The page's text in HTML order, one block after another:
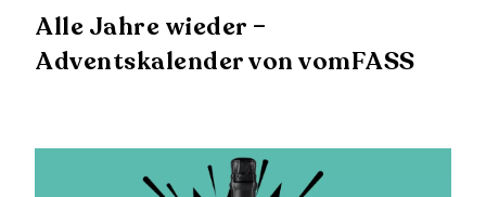
Alle Jahre wieder –
Adventskalender von vomFASS